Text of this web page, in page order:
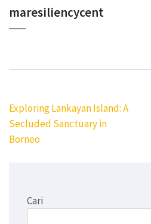
maresiliencycent
Navigasi
pos
Exploring Lankayan Island: A
Secluded Sanctuary in
Borneo
Cari